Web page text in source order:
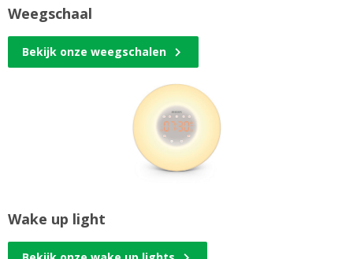
Weegschaal
Bekijk onze weegschalen
Wake up light